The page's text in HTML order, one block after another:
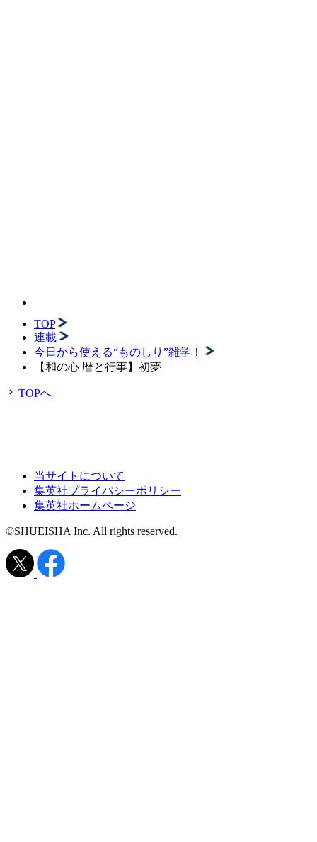
TOP
連載
今日から使える“ものしり”雑学！
【和の心 暦と行事】初夢
TOPへ
当サイトについて
集英社プライバシーポリシー
集英社ホームページ
©SHUEISHA Inc. All rights reserved.